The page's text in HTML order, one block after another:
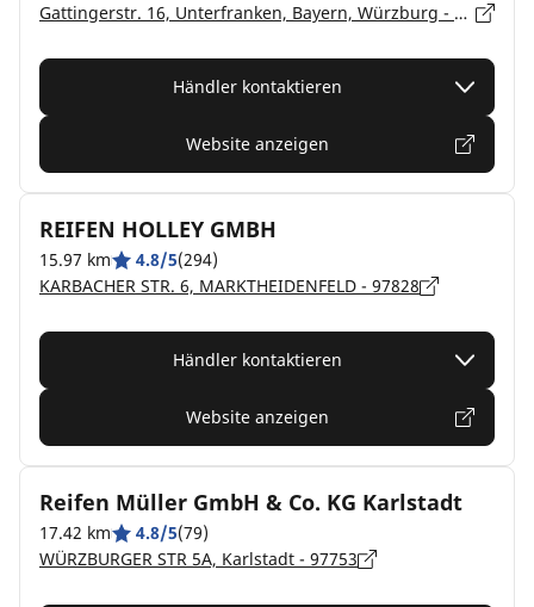
Gattingerstr. 16, Unterfranken, Bayern, Würzburg - 97076
Händler kontaktieren
Website anzeigen
REIFEN HOLLEY GMBH
15.97 km 4.8/5(294)
KARBACHER STR. 6, MARKTHEIDENFELD - 97828
Händler kontaktieren
Website anzeigen
Reifen Müller GmbH & Co. KG Karlstadt
17.42 km 4.8/5(79)
WÜRZBURGER STR 5A, Karlstadt - 97753